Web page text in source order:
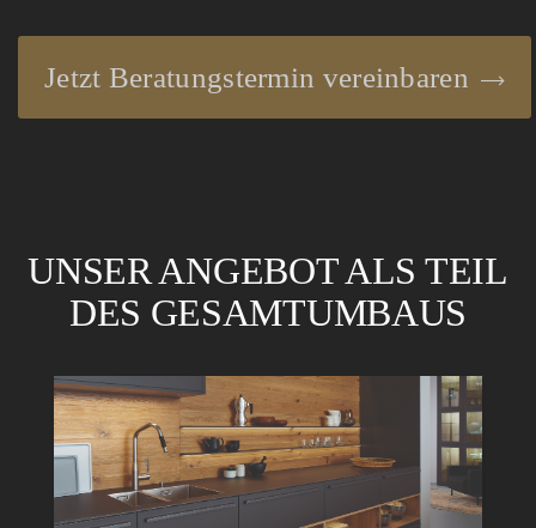
Jetzt Beratungstermin vereinbaren
UNSER ANGEBOT ALS TEIL
DES GESAMTUMBAUS